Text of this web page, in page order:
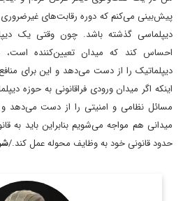
پیش‌بینی می‌کنم که دوره رقابت‌های غیرضروری
دیپلماسی گذشته باشد. چون وقتی یک
احساس کند که میدان تعیین‌کننده است،
دیپلماتیک را از دست می‌دهد و این برای
اینکه اگر میدان ورودی فراقانونی به حوزه
مسائل نظامی و امنیتی را از دست می‌دهد
میدانی هم مواجه می‌شویم بنابراین باید به
حدود قانونی خود به وظایف محوله عمل کند./